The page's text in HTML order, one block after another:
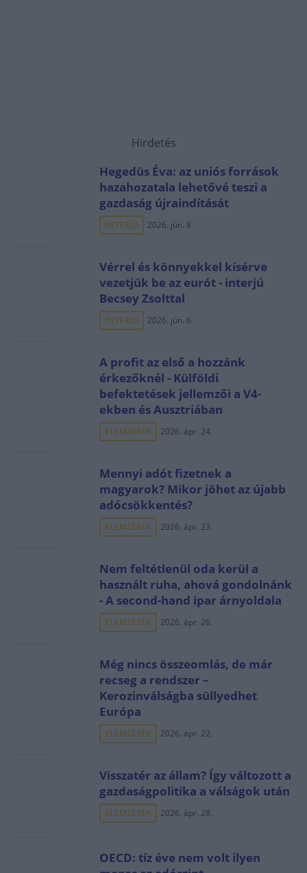
Hirdetés
Hegedüs Éva: az uniós források
hazahozatala lehetővé teszi a
gazdaság újraindítását
INTERJÚ 2026. jún. 8.
Vérrel és könnyekkel kísérve
vezetjük be az eurót - interjú
Becsey Zsolttal
INTERJÚ 2026. jún. 6.
A profit az első a hozzánk
érkezőknél - Külföldi
befektetések jellemzői a V4-
ekben és Ausztriában
ELEMZÉSEK 2026. ápr. 24.
Mennyi adót fizetnek a
magyarok? Mikor jöhet az újabb
adócsökkentés?
ELEMZÉSEK 2026. ápr. 23.
Nem feltétlenül oda kerül a
használt ruha, ahová gondolnánk
- A second-hand ipar árnyoldala
ELEMZÉSEK 2026. ápr. 26.
Még nincs összeomlás, de már
recseg a rendszer –
Kerozinválságba süllyedhet
Európa
ELEMZÉSEK 2026. ápr. 22.
Visszatér az állam? Így változott a
gazdaságpolitika a válságok után
ELEMZÉSEK 2026. ápr. 28.
OECD: tíz éve nem volt ilyen